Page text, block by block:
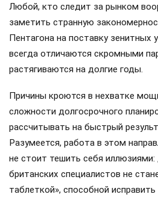
Любой, кто следит за рынком
заметить странную
Пентагона на поставку зенитных
всегда отличаются скромными
растягиваются на долгие годы.
Причины кроются в нехватке
сложности долгосрочного
рассчитывать на быстрый
Разумеется, работа в этом
не стоит тешить себя иллюзиями:
британских специалистов не
таблеткой», способной